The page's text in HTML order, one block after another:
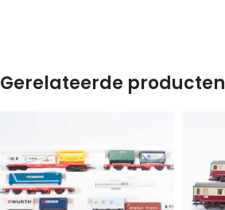
Gerelateerde producten